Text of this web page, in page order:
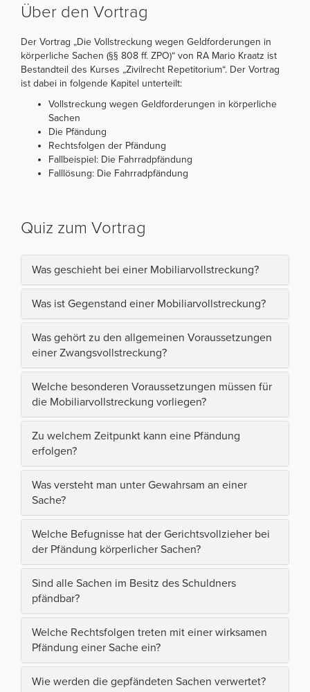
Über den Vortrag
Der Vortrag „Die Vollstreckung wegen Geldforderungen in
körperliche Sachen (§§ 808 ff. ZPO)“ von RA Mario Kraatz ist
Bestandteil des Kurses „Zivilrecht Repetitorium“. Der Vortrag
ist dabei in folgende Kapitel unterteilt:
Vollstreckung wegen Geldforderungen in körperliche
Sachen
Die Pfändung
Rechtsfolgen der Pfändung
Fallbeispiel: Die Fahrradpfändung
Falllösung: Die Fahrradpfändung
Quiz zum Vortrag
Was geschieht bei einer Mobiliarvollstreckung?
Was ist Gegenstand einer Mobiliarvollstreckung?
Was gehört zu den allgemeinen Voraussetzungen
einer Zwangsvollstreckung?
Welche besonderen Voraussetzungen müssen für
die Mobiliarvollstreckung vorliegen?
Zu welchem Zeitpunkt kann eine Pfändung
erfolgen?
Was versteht man unter Gewahrsam an einer
Sache?
Welche Befugnisse hat der Gerichtsvollzieher bei
der Pfändung körperlicher Sachen?
Sind alle Sachen im Besitz des Schuldners
pfändbar?
Welche Rechtsfolgen treten mit einer wirksamen
Pfändung einer Sache ein?
Wie werden die gepfändeten Sachen verwertet?